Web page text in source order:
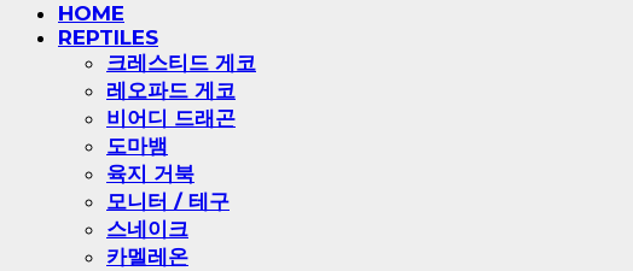
HOME
REPTILES
크레스티드 게코
레오파드 게코
비어디 드래곤
도마뱀
육지 거북
모니터 / 테구
스네이크
카멜레온